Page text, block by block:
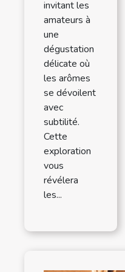
invitant les
amateurs à
une
dégustation
délicate où
les arômes
se dévoilent
avec
subtilité.
Cette
exploration
vous
révélera
les...